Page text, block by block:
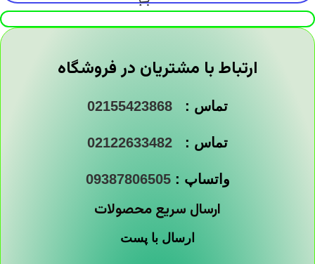
ارتباط با مشتریان در فروشگاه
تماس : 02155423868
تماس : 02122633482
واتساپ :09387806505
ارسال سریع محصولات
ارسال با پست